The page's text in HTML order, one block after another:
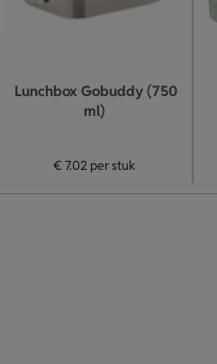
Lunchbox Gobuddy (750
ml)
€ 7.02 per stuk